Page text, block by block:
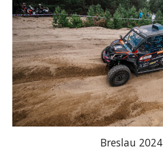
Breslau 2024